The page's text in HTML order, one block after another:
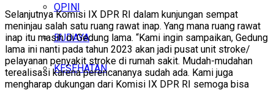
OPINI
BUDAYA
KESEHATAN
Selanjutnya Komisi IX DPR RI dalam kunjungan sempat
meninjau salah satu ruang rawat inap. Yang mana ruang rawat
inap itu masih di Gedung lama. “Kami ingin sampaikan, Gedung
lama ini nanti pada tahun 2023 akan jadi pusat unit stroke/
pelayanan penyakit stroke di rumah sakit. Mudah-mudahan
terealisasi karena perencananya sudah ada. Kami juga
mengharap dukungan dari Komisi IX DPR RI semoga bisa